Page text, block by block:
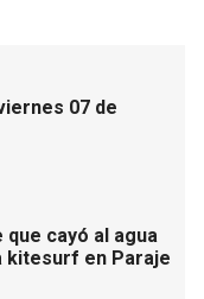
07 de
que cayó al agua
kitesurf en Paraje